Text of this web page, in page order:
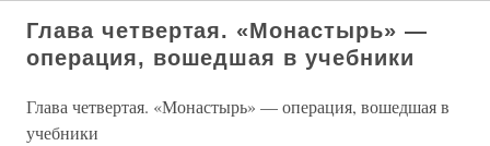
Глава четвертая. «Монастырь» —
операция, вошедшая в учебники
Глава четвертая. «Монастырь» — операция, вошедшая в
учебники